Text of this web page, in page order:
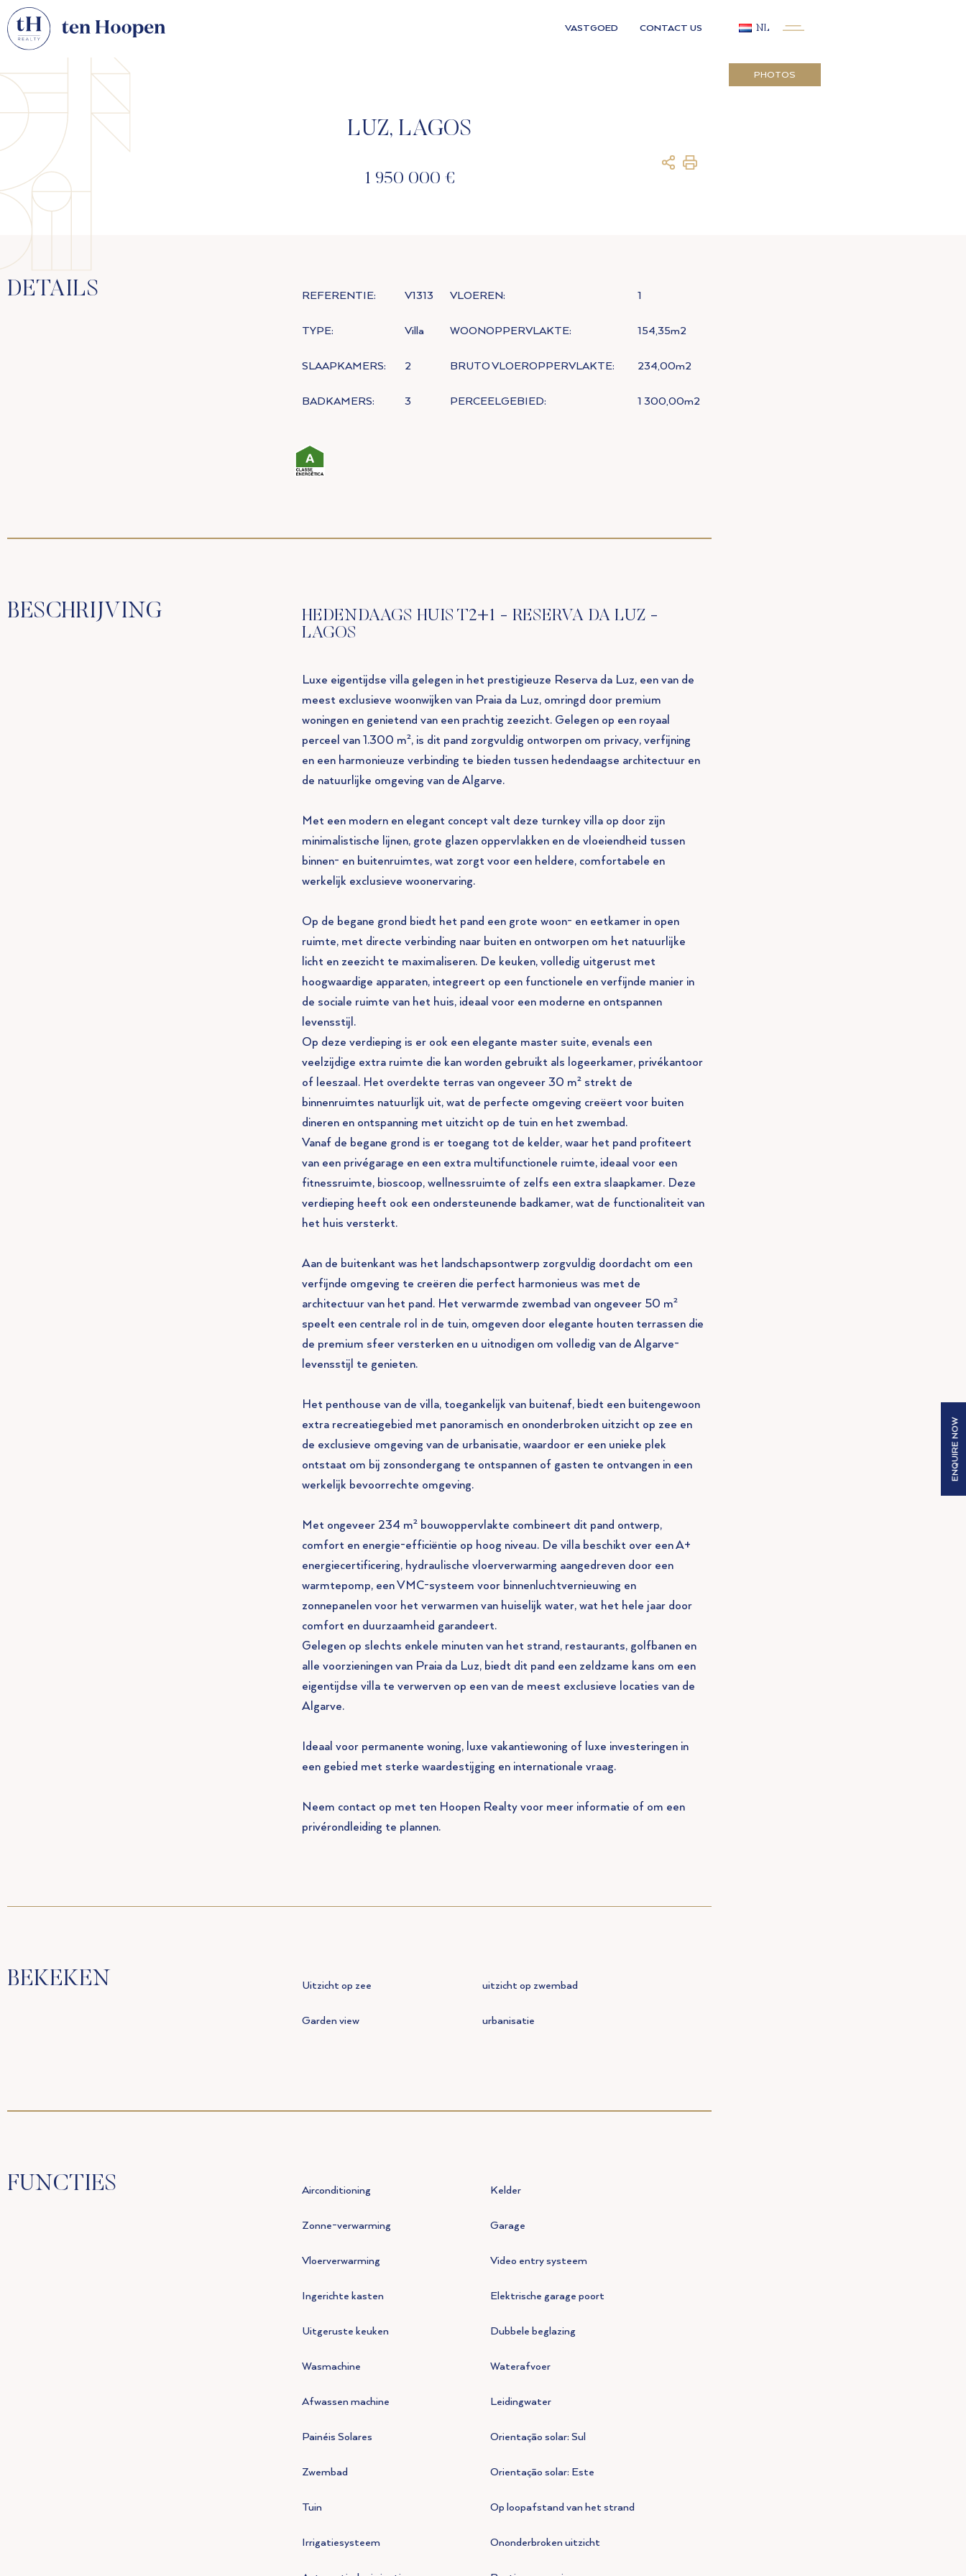
VASTGOED CONTACT US NL
PHOTOS
LUZ, LAGOS
1 950 000 €
DETAILS REFERENTIE: V1313 VLOEREN: 1
TYPE: Villa WOONOPPERVLAKTE: 154,35m2
SLAAPKAMERS: 2 BRUTO VLOEROPPERVLAKTE: 234,00m2
BADKAMERS: 3 PERCEELGEBIED: 1 300,00m2
BESCHRIJVING
HEDENDAAGS HUIS T2+1 - RESERVA DA LUZ -
LAGOS
Luxe eigentijdse villa gelegen in het prestigieuze Reserva da Luz, een van de
meest exclusieve woonwijken van Praia da Luz, omringd door premium
woningen en genietend van een prachtig zeezicht. Gelegen op een royaal
perceel van 1.300 m², is dit pand zorgvuldig ontworpen om privacy, verfijning
en een harmonieuze verbinding te bieden tussen hedendaagse architectuur en
de natuurlijke omgeving van de Algarve.
Met een modern en elegant concept valt deze turnkey villa op door zijn
minimalistische lijnen, grote glazen oppervlakken en de vloeiendheid tussen
binnen- en buitenruimtes, wat zorgt voor een heldere, comfortabele en
werkelijk exclusieve woonervaring.
Op de begane grond biedt het pand een grote woon- en eetkamer in open
ruimte, met directe verbinding naar buiten en ontworpen om het natuurlijke
licht en zeezicht te maximaliseren. De keuken, volledig uitgerust met
hoogwaardige apparaten, integreert op een functionele en verfijnde manier in
de sociale ruimte van het huis, ideaal voor een moderne en ontspannen
levensstijl.
Op deze verdieping is er ook een elegante master suite, evenals een
veelzijdige extra ruimte die kan worden gebruikt als logeerkamer, privékantoor
of leeszaal. Het overdekte terras van ongeveer 30 m² strekt de
binnenruimtes natuurlijk uit, wat de perfecte omgeving creëert voor buiten
dineren en ontspanning met uitzicht op de tuin en het zwembad.
Vanaf de begane grond is er toegang tot de kelder, waar het pand profiteert
van een privégarage en een extra multifunctionele ruimte, ideaal voor een
fitnessruimte, bioscoop, wellnessruimte of zelfs een extra slaapkamer. Deze
verdieping heeft ook een ondersteunende badkamer, wat de functionaliteit van
het huis versterkt.
Aan de buitenkant was het landschapsontwerp zorgvuldig doordacht om een
verfijnde omgeving te creëren die perfect harmonieus was met de
architectuur van het pand. Het verwarmde zwembad van ongeveer 50 m²
speelt een centrale rol in de tuin, omgeven door elegante houten terrassen die
de premium sfeer versterken en u uitnodigen om volledig van de Algarve-
levensstijl te genieten.
Het penthouse van de villa, toegankelijk van buitenaf, biedt een buitengewoon
extra recreatiegebied met panoramisch en ononderbroken uitzicht op zee en
de exclusieve omgeving van de urbanisatie, waardoor er een unieke plek
ontstaat om bij zonsondergang te ontspannen of gasten te ontvangen in een
werkelijk bevoorrechte omgeving.
Met ongeveer 234 m² bouwoppervlakte combineert dit pand ontwerp,
comfort en energie-efficiëntie op hoog niveau. De villa beschikt over een A+
energiecertificering, hydraulische vloerverwarming aangedreven door een
warmtepomp, een VMC-systeem voor binnenluchtvernieuwing en
zonnepanelen voor het verwarmen van huiselijk water, wat het hele jaar door
comfort en duurzaamheid garandeert.
Gelegen op slechts enkele minuten van het strand, restaurants, golfbanen en
alle voorzieningen van Praia da Luz, biedt dit pand een zeldzame kans om een
eigentijdse villa te verwerven op een van de meest exclusieve locaties van de
Algarve.
Ideaal voor permanente woning, luxe vakantiewoning of luxe investeringen in
een gebied met sterke waardestijging en internationale vraag.
Neem contact op met ten Hoopen Realty voor meer informatie of om een
privérondleiding te plannen.
BEKEKEN Uitzicht op zee uitzicht op zwembad
Garden view urbanisatie
FUNCTIES Airconditioning Kelder
Zonne-verwarming Garage
Vloerverwarming Video entry systeem
Ingerichte kasten Elektrische garage poort
Uitgeruste keuken Dubbele beglazing
Wasmachine Waterafvoer
Afwassen machine Leidingwater
Painéis Solares Orientação solar: Sul
Zwembad Orientação solar: Este
Tuin Op loopafstand van het strand
Irrigatiesysteem Ononderbroken uitzicht
ENQUIRE NOW